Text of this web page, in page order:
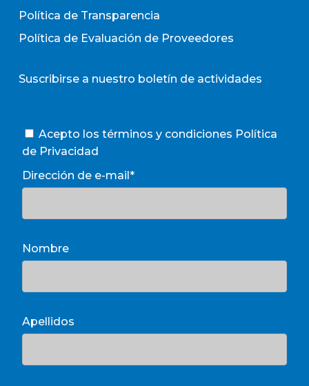
Política de Transparencia
Política de Evaluación de Proveedores
Suscribirse a nuestro boletín de actividades
Acepto los términos y condiciones Política
de Privacidad
Dirección de e-mail*
Nombre
Apellidos